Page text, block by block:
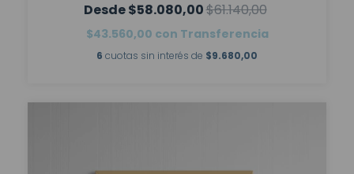
$58.080,00$61.140,00
$43.560,00 con Transferencia
6 cuotas sin interés de $9.680,00